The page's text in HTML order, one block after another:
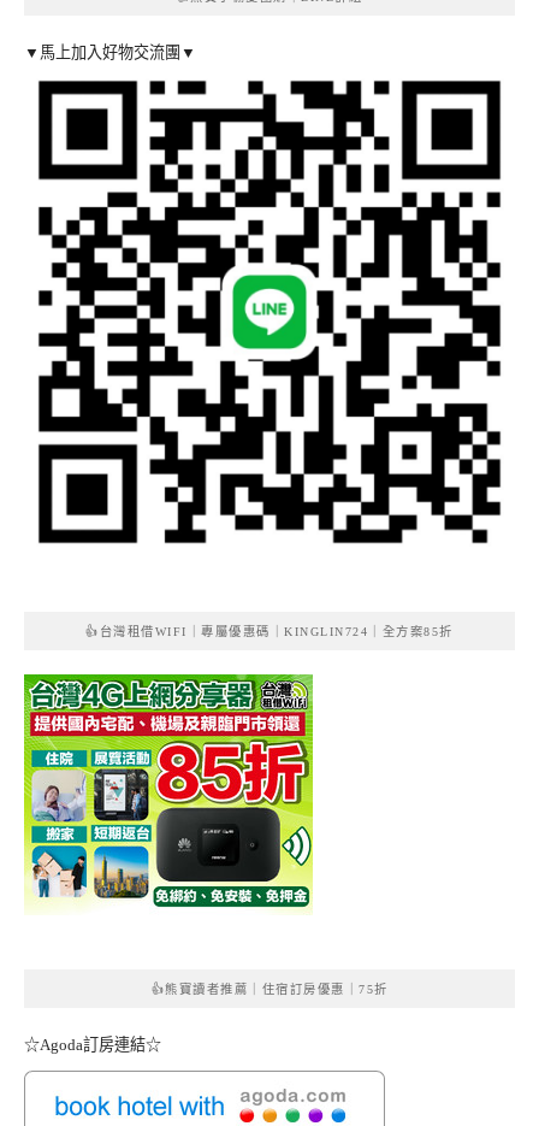
▼馬上加入好物交流團▼
👍台灣租借WIFI｜專屬優惠碼｜KINGLIN724｜全方案85折
👍熊寶讀者推薦｜住宿訂房優惠｜75折
☆Agoda訂房連結☆